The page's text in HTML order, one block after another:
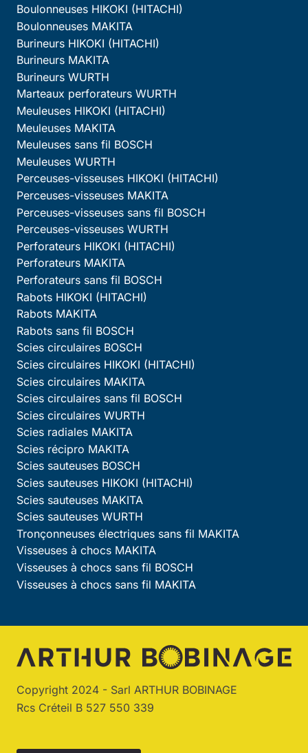
Boulonneuses HIKOKI (HITACHI)
Boulonneuses MAKITA
Burineurs HIKOKI (HITACHI)
Burineurs MAKITA
Burineurs WURTH
Marteaux perforateurs WURTH
Meuleuses HIKOKI (HITACHI)
Meuleuses MAKITA
Meuleuses sans fil BOSCH
Meuleuses WURTH
Perceuses-visseuses HIKOKI (HITACHI)
Perceuses-visseuses MAKITA
Perceuses-visseuses sans fil BOSCH
Perceuses-visseuses WURTH
Perforateurs HIKOKI (HITACHI)
Perforateurs MAKITA
Perforateurs sans fil BOSCH
Rabots HIKOKI (HITACHI)
Rabots MAKITA
Rabots sans fil BOSCH
Scies circulaires BOSCH
Scies circulaires HIKOKI (HITACHI)
Scies circulaires MAKITA
Scies circulaires sans fil BOSCH
Scies circulaires WURTH
Scies radiales MAKITA
Scies récipro MAKITA
Scies sauteuses BOSCH
Scies sauteuses HIKOKI (HITACHI)
Scies sauteuses MAKITA
Scies sauteuses WURTH
Tronçonneuses électriques sans fil MAKITA
Visseuses à chocs MAKITA
Visseuses à chocs sans fil BOSCH
Visseuses à chocs sans fil MAKITA
Copyright 2024 - Sarl ARTHUR BOBINAGE
Rcs Créteil B 527 550 339